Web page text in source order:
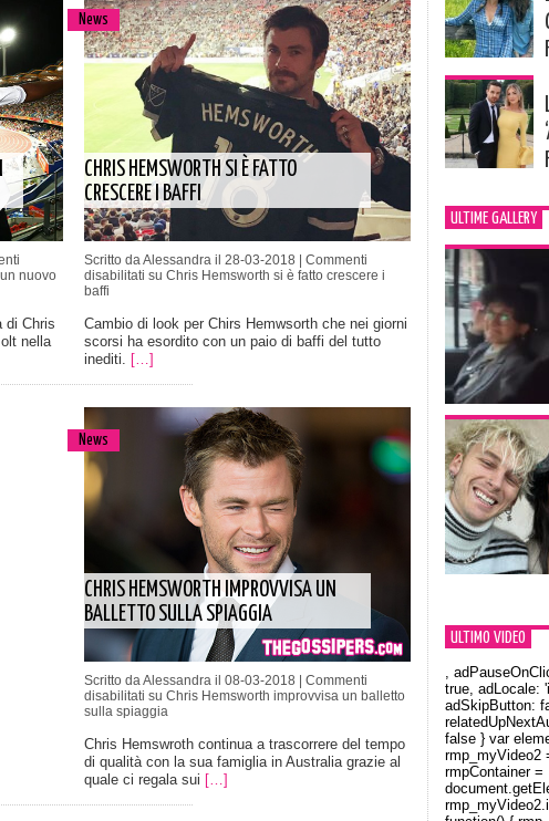
nuovo
di Chris
nella
News
CHRIS HEMSWORTH SI È FATTO
CRESCERE I BAFFI
Scritto da Alessandra il 28-03-2018 | Commenti
disabilitati su Chris Hemsworth si è fatto crescere i
baffi
Cambio di look per Chirs Hemwsorth che nei giorni
scorsi ha esordito con un paio di baffi del tutto
inediti. […]
News
CHRIS HEMSWORTH IMPROVVISA UN
BALLETTO SULLA SPIAGGIA
Scritto da Alessandra il 08-03-2018 | Commenti
disabilitati su Chris Hemsworth improvvisa un balletto
sulla spiaggia
Chris Hemswroth continua a trascorrere del tempo
di qualità con la sua famiglia in Australia grazie al
quale ci regala sui […]
ULTIME GALLERY
ULTIMO VIDEO
,
true, adLocale:
adSkipButton:
false } var
rmp_myVideo2
rmpContainer =